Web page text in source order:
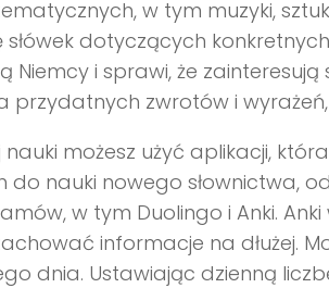
w tym muzyki,
słówek dotyczących
Niemcy i sprawi, że
przydatnych zwrotów i
nauki możesz użyć aplikacji,
do nauki nowego słownictwa,
w tym Duolingo i Anki.
informacje na dłużej.
dnia. Ustawiając dzienną